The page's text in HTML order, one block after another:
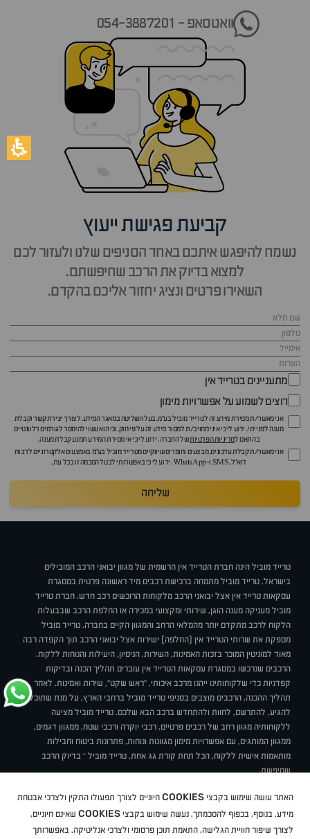
וואטסאפ - 054-3887201
קביעת פגישת ייעוץ
נשמח להיפגש איתכם באחד הסניפים שלנו ולעזור לכם
למצוא בדיוק את הרכב שחיפשתם.
השאירו פרטים ונציג יחזור אליכם בהקדם.
מתעניינים בטרייד אין
רוצים לשמוע על אפשרויות מימון
אני מאשר/ת מסירת מידע זה לטרייד מוביל בע"מ, בעל השליטה במאגר המידע, לצורך יצירת קשר וקבלת
מענה לפנייתי. ידוע לי כי איני מחויב/ת למסור מידע זה על פי חוק, וכי הוא עשוי להימסר לגורמים רלוונטיים
בהתאם למדיניות הפרטיותשל החברה. ידוע לי כי אי מסירת המידע תמנע קבלת מענה.
אני מאשר/ת קבלת עדכונים, מבצעים וחומרים שיווקיים מטרייד מוביל בע"מ באמצעים אלקטרוניים לרבות
דוא״ל, SMS ו-WhatsApp. ידוע לי כי באפשרותי לבטל הסכמה זו בכל עת.
שליחה
טרייד מוביל הינה חברת הטרייד אין הרשמית של מגוון יבואני הרכב המובילים
בישראל. טרייד מוביל מתמחה ברכישת רכבים מיד ראשונה פרטית במסגרת
עסקאות טרייד אין אצל יבואני הרכב מלקוחות הרוכשים רכב חדש. חברת טרייד
מוביל מעניקה מענה הוגן, שירותי ומקצועי במכירה או החלפת הרכב שבבעלות
הלקוח לרכב מתקדם יותר מהמלאי הרחב והמגוון הקיים בחברה. טרייד מוביל
מספקת את שרותי הטרייד אין (החלפה) ישירות אצל יבואני הרכב תוך הקפדה רבה
מאוד למוניטין המוכר בזכות האמינות, השירות, הניסיון, היעילות והנוחות ללקוח.
הרכבים שנרכשו במסגרת עסקאות הטרייד אין עוברים תהליך הכנה ובדיקות
קפדניות כדי שלקוחותינו ייהנו מרכב איכותי, "ראש שקט", שירות ואמינות. לאחר
תהליך ההכנה, הרכבים מוצבים בסניפי טרייד מוביל ברחבי הארץ, על מנת שתוכלו
להגיע, להתרשם, לחוות ולהתחדש ברכב הבא שלכם. טרייד מוביל מציעה
ללקוחותיה מגוון רחב של רכבים פרטיים, רכבי יוקרה ורכבי שטח, ממגוון דגמים,
ממגוון המותגים, עם אפשרויות מימון מגוונות ונוחות, פתרונות ביטוח וחבילות
מותאמות אישית ללקוח, הכל תחת קורת גג אחת. טרייד מוביל – בדיוק הרכב
שחיפשת.
תקנוןBUY BACKמבצעיםמגזין טרייד מובילאיך זה עובד? דרושים
ניהול העדפות עוגיות
האתר עושה שימוש בקבצי COOKIES חיוניים לצורך תפעולו התקין ולצרכי אבטחת
מידע. בנוסף, בכפוף להסכמתך, נעשה שימוש בקבצי COOKIES שאינם חיוניים,
לצורך שיפור חוויית הגלישה, התאמת תוכן פרסומי ולצרכי אנליטיקה. באפשרותך